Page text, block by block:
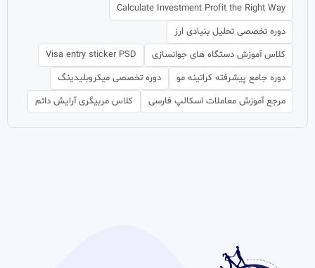
Calculate Investment Profit the Right Way
دوره تخصصی تحلیل بنیادی ارز
کلاس آموزش دستگاه های جوانسازی
Visa entry sticker PSD
دوره جامع پیشرفته کراتینه مو
دوره تخصصی میکروبلیدینگ
مرجع آموزش معاملات اسکالپ فارسی
کلاس مربیگری آرایش دائم